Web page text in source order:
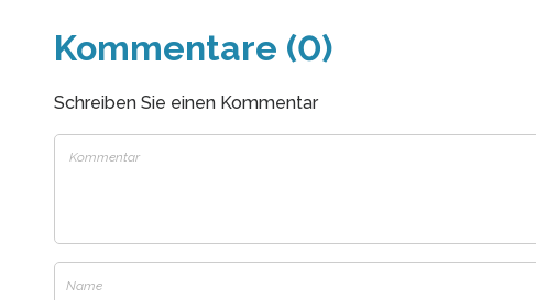
Kommentare (0)
Schreiben Sie einen Kommentar